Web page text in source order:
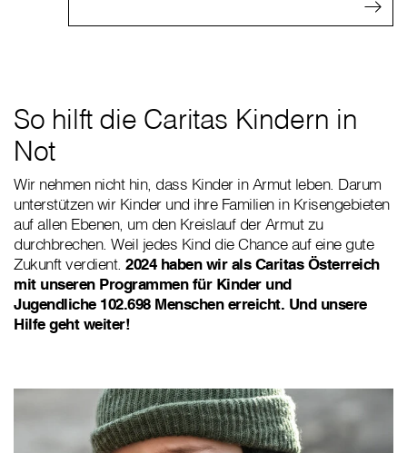
So hilft die Caritas Kindern in
Not
Wir nehmen nicht hin, dass Kinder in Armut leben. Darum
unterstützen wir Kinder und ihre Familien in Krisengebieten
auf allen Ebenen, um den Kreislauf der Armut zu
durchbrechen. Weil jedes Kind die Chance auf eine gute
Zukunft verdient. 2024 haben wir als Caritas Österreich
mit unseren Programmen für Kinder und
Jugendliche 102.698 Menschen erreicht. Und unsere
Hilfe geht weiter!